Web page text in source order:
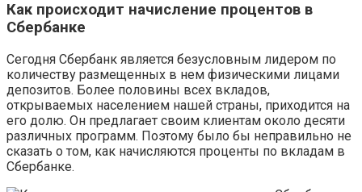
Как происходит начисление процентов в
Сбербанке
Сегодня Сбербанк является безусловным лидером по
количеству размещенных в нем физическими лицами
депозитов. Более половины всех вкладов,
открываемых населением нашей страны, приходится на
его долю. Он предлагает своим клиентам около десяти
различных программ. Поэтому было бы неправильно не
сказать о том, как начисляются проценты по вкладам в
Сбербанке.